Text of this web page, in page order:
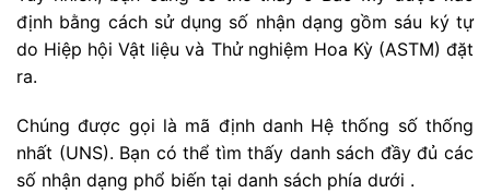
định bằng cách sử dụng số nhận dạng gồm sáu ký tự
do Hiệp hội Vật liệu và Thử nghiệm Hoa Kỳ (ASTM) đặt
ra.
Chúng được gọi là mã định danh Hệ thống số thống
nhất (UNS). Bạn có thể tìm thấy danh sách đầy đủ các
số nhận dạng phổ biến tại danh sách phía dưới .